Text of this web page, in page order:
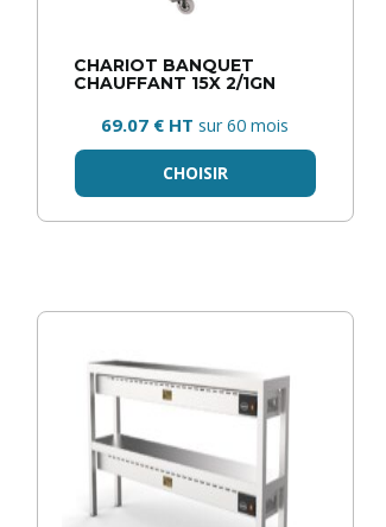
CHARIOT BANQUET
CHAUFFANT 15X 2/1GN
69.07 € HTsur 60 mois
CHOISIR